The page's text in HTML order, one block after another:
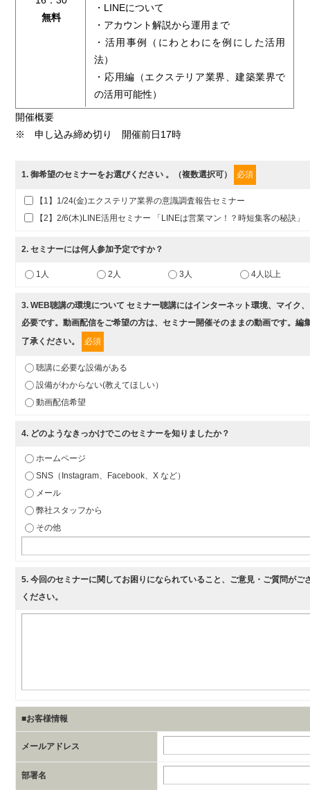
無料
・LINEについて
・アカウント解説から運用まで
・活用事例（にわとわにを例にした活用
法）
・応用編（エクステリア業界、建築業界で
の活用可能性）
開催概要
※ 申し込み締め切り 開催前日17時
1. 御希望のセミナーをお選びください 。（複数選択可） 必須
【1】1/24(金)エクステリア業界の意識調査報告セミナー
【2】2/6(木)LINE活用セミナー 「LINEは営業マン！？時短集客の秘訣」
2. セミナーには何人参加予定ですか？
1人 2人 3人 4人以上
3. WEB聴講の環境について セミナー聴講にはインターネット環境、マイク
必要です。動画配信をご希望の方は、セミナー開催そのままの動画です。編
了承ください。
必須
聴講に必要な設備がある
設備がわからない(教えてほしい）
動画配信希望
4. どのようなきっかけでこのセミナーを知りましたか？
ホームページ
SNS（Instagram、Facebook、X など）
メール
弊社スタッフから
その他
5. 今回のセミナーに関してお困りになられていること、ご意見・ご質問がご
ください。
■お客様情報
メールアドレス
部署名